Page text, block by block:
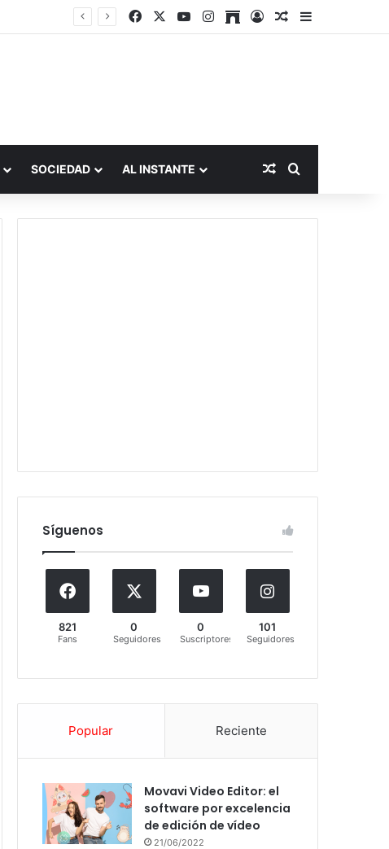
FacebookYouTubeInstagram
ArchiveAccesoPublicación al
Barra lateral
SOCIEDAD AL INSTANTE Publicación al
Buscar por
Síguenos
821
Fans
0
Seguidores
0
Suscriptores
101
Seguidores
Popular Reciente
Movavi Video Editor: el
software por excelencia
de edición de vídeo
21/06/2022